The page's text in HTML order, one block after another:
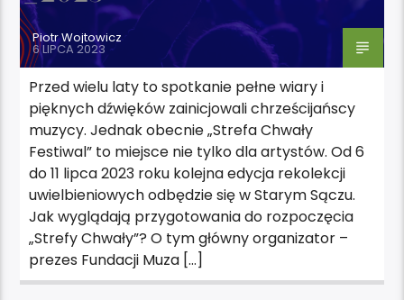
Piotr Wojtowicz
6 LIPCA 2023
Przed wielu laty to spotkanie pełne wiary i
pięknych dźwięków zainicjowali chrześcijańscy
muzycy. Jednak obecnie „Strefa Chwały
Festiwal” to miejsce nie tylko dla artystów. Od 6
do 11 lipca 2023 roku kolejna edycja rekolekcji
uwielbieniowych odbędzie się w Starym Sączu.
Jak wyglądają przygotowania do rozpoczęcia
„Strefy Chwały”? O tym główny organizator –
prezes Fundacji Muza […]